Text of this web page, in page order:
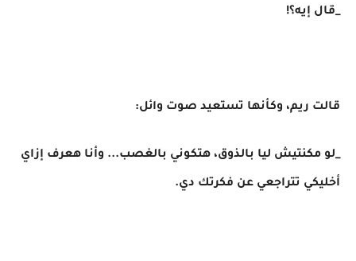
_قال إيه؟!
قالت ريم، وكأنها تستعيد صوت وائل:
_لو مكنتيش ليا بالذوق، هتكوني بالغصب... وأنا هعرف إزاي
أخليكي تتراجعي عن فكرتك دي.